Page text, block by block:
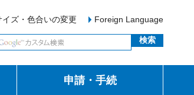
イズ・色合いの変更 Foreign Language
申請・手続